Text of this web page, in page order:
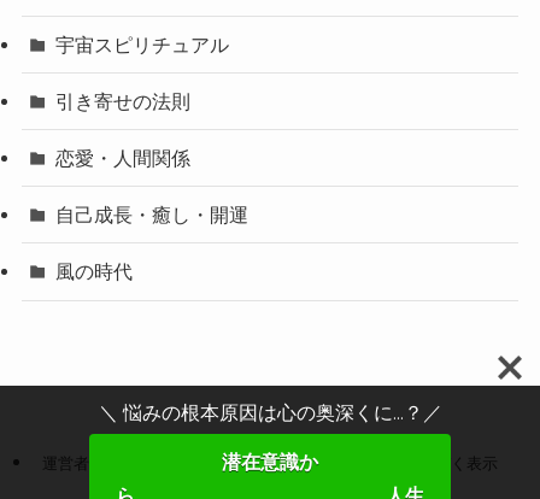
宇宙スピリチュアル
引き寄せの法則
恋愛・人間関係
自己成長・癒し・開運
風の時代
運営者情報 プライバシーポリシー
特定商取引法に基づく表示
＼ 悩みの根本原因は心の奥深くに...？／
潜在意識か